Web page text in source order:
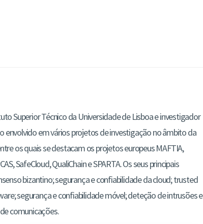
Superior Técnico da Universidade de Lisboa e investigador
envolvido em vários projetos de investigação no âmbito da
os quais se destacam os projetos europeus MAFTIA,
SafeCloud, QualiChain e SPARTA. Os seus principais
bizantino; segurança e confiabilidade da cloud; trusted
segurança e confiabilidade móvel; deteção de intrusões e
comunicações.